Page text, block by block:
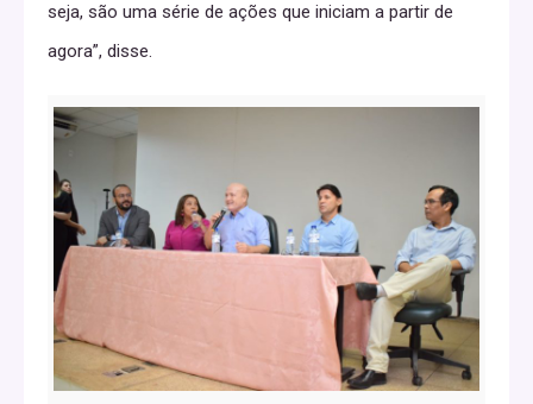
seja, são uma série de ações que iniciam a partir de
agora”, disse.